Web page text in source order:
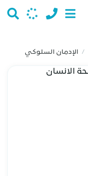
/ الإدمان السلوكي